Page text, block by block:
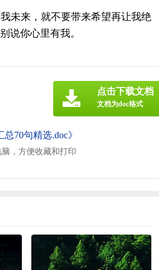
未来，就不要带来希望再让我绝
说你心里有我。
70句精选.doc》
，方便收藏和打印
点击下载文档
文档为doc格式